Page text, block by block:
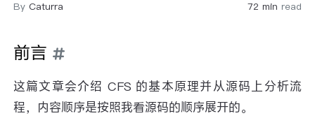
By Caturra 72 min read
前言
这篇文章会介绍 CFS 的基本原理并从源码上分析流
程，内容顺序是按照我看源码的顺序展开的。